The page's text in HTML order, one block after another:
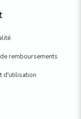
remboursements
d'utilisation